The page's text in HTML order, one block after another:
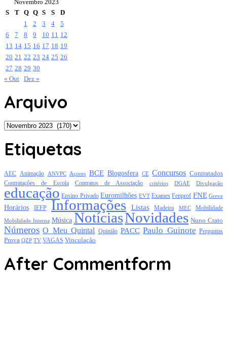
Novembro 2023
S
T Q Q S S
D
1
2 3 4
5
6
7 8 9 10 11 12
13 14 15 16 17 18 19
20 21 22 23 24 25 26
27 28 29 30
« Out Dez »
Arquivo
Arquivo
Etiquetas
AEC Animação ANVPC Açores BCE Blogosfera CE Concursos Contratados
Contratações de Escola Contratos de Associação critérios DGAE Divulgação
educação Ensino Privado Euromilhões EVT Exames Fenprof FNE Greve
Horários IEFP Informações Listas Madeira MEC Mobilidade
Mobilidade Interna Música NotíciasNovidades Nuno Crato
Números O Meu Quintal Opinião PACC Paulo Guinote Perguntas
Prova QZP TV VAGAS Vinculação
After Commentform